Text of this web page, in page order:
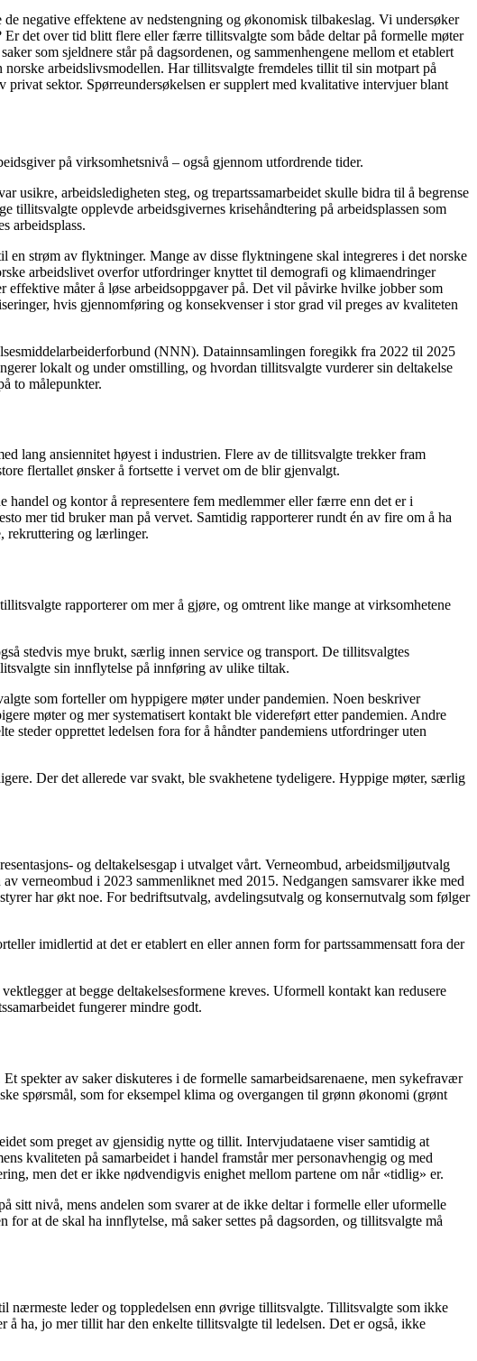
negative effektene av nedstengning og økonomisk tilbakeslag. Vi undersøker
det over tid blitt flere eller færre tillitsvalgte som både deltar på formelle møter
som sjeldnere står på dagsordenen, og sammenhengene mellom et etablert
arbeidslivsmodellen. Har tillitsvalgte fremdeles tillit til sin motpart på
sektor. Spørreundersøkelsen er supplert med kvalitative intervjuer blant
på virksomhetsnivå – også gjennom utfordrende tider.
usikre, arbeidsledigheten steg, og trepartssamarbeidet skulle bidra til å begrense
tillitsvalgte opplevde arbeidsgivernes krisehåndtering på arbeidsplassen som
arbeidsplass.
strøm av flyktninger. Mange av disse flyktningene skal integreres i det norske
arbeidslivet overfor utfordringer knyttet til demografi og klimaendringer
måter å løse arbeidsoppgaver på. Det vil påvirke hvilke jobber som
hvis gjennomføring og konsekvenser i stor grad vil preges av kvaliteten
(NNN). Datainnsamlingen foregikk fra 2022 til 2025
lokalt og under omstilling, og hvordan tillitsvalgte vurderer sin deltakelse
to målepunkter.
lang ansiennitet høyest i industrien. Flere av de tillitsvalgte trekker fram
flertallet ønsker å fortsette i vervet om de blir gjenvalgt.
handel og kontor å representere fem medlemmer eller færre enn det er i
mer tid bruker man på vervet. Samtidig rapporterer rundt én av fire om å ha
rekruttering og lærlinger.
rapporterer om mer å gjøre, og omtrent like mange at virksomhetene
stedvis mye brukt, særlig innen service og transport. De tillitsvalgtes
sin innflytelse på innføring av ulike tiltak.
som forteller om hyppigere møter under pandemien. Noen beskriver
møter og mer systematisert kontakt ble videreført etter pandemien. Andre
opprettet ledelsen fora for å håndter pandemiens utfordringer uten
Der det allerede var svakt, ble svakhetene tydeligere. Hyppige møter, særlig
og deltakelsesgap i utvalget vårt. Verneombud, arbeidsmiljøutvalg
verneombud i 2023 sammenliknet med 2015. Nedgangen samsvarer ikke med
har økt noe. For bedriftsutvalg, avdelingsutvalg og konsernutvalg som følger
imidlertid at det er etablert en eller annen form for partssammensatt fora der
at begge deltakelsesformene kreves. Uformell kontakt kan redusere
fungerer mindre godt.
spekter av saker diskuteres i de formelle samarbeidsarenaene, men sykefravær
spørsmål, som for eksempel klima og overgangen til grønn økonomi (grønt
som preget av gjensidig nytte og tillit. Intervjudataene viser samtidig at
kvaliteten på samarbeidet i handel framstår mer personavhengig og med
men det er ikke nødvendigvis enighet mellom partene om når «tidlig» er.
sitt nivå, mens andelen som svarer at de ikke deltar i formelle eller uformelle
at de skal ha innflytelse, må saker settes på dagsorden, og tillitsvalgte må
nærmeste leder og toppledelsen enn øvrige tillitsvalgte. Tillitsvalgte som ikke
ha, jo mer tillit har den enkelte tillitsvalgte til ledelsen. Det er også, ikke